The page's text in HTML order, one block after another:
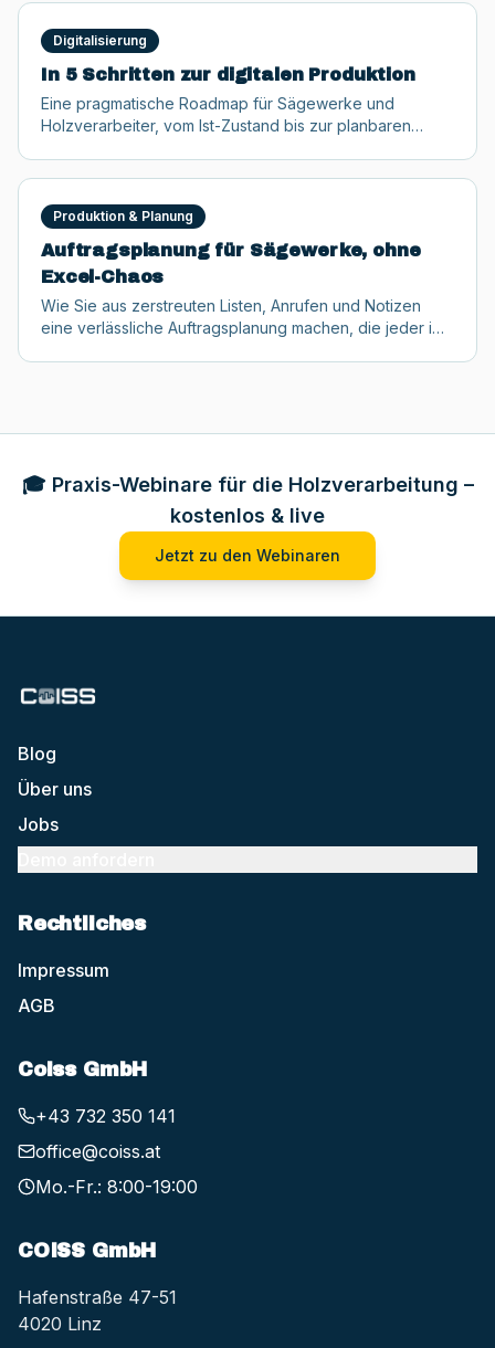
Digitalisierung
In 5 Schritten zur digitalen Produktion
Eine pragmatische Roadmap für Sägewerke und
Holzverarbeiter, vom Ist-Zustand bis zur planbaren
Produktion & Planung
Auftragsplanung für Sägewerke, ohne
Excel-Chaos
Wie Sie aus zerstreuten Listen, Anrufen und Notizen
eine verlässliche Auftragsplanung machen, die jeder im
🎓 Praxis-Webinare für die Holzverarbeitung –
kostenlos & live
Jetzt zu den Webinaren
Blog
Über uns
Jobs
Rechtliches
Impressum
AGB
Coiss GmbH
+43 732 350 141
office@coiss.at
Mo.-Fr.: 8:00-19:00
COISS GmbH
Hafenstraße 47-51
4020 Linz